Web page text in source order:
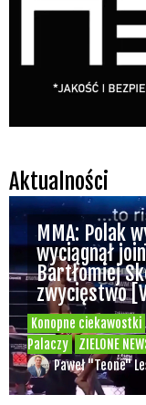
Aktualności
Konopne ciekawostki
Palaczy
ZIELONE
MMA: Polak
wyciągnął
Bartłomiej
zwycięstwo
Paweł "Teone"